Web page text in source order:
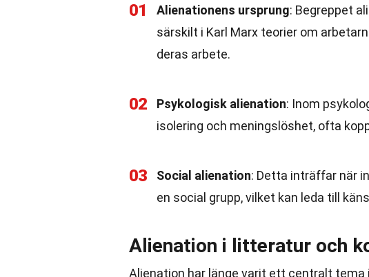
01 Alienationens ursprung: Begreppet
särskilt i Karl Marx teorier om
deras arbete.
02 Psykologisk alienation: Inom
isolering och meningslöshet, ofta
03 Social alienation: Detta inträffar när
en social grupp, vilket kan leda till
Alienation i litteratur och
Alienation har länge varit ett centralt